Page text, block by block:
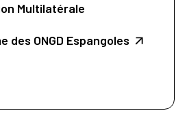
Multilatérale
des ONGD Espangoles